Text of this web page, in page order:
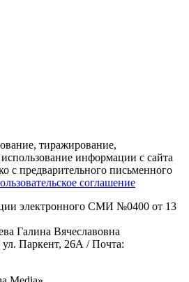
тиражирование,
информации с сайта
с предварительного письменного
соглашение
электронного СМИ №0400 от 13
Галина Вячеславовна
Паркент, 26А / Почта: